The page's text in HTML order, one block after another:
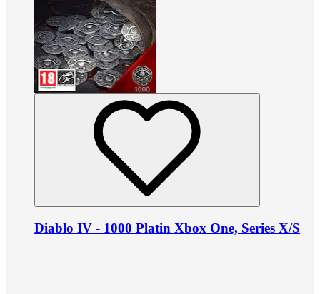
Diablo IV - 1000 Platin Xbox One, Series X/S